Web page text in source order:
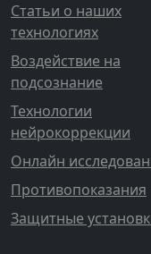
Статьи о наших
технологиях
Воздействие на
подсознание
Технологии
нейрокоррекции
Онлайн
Противопоказания
Защитные